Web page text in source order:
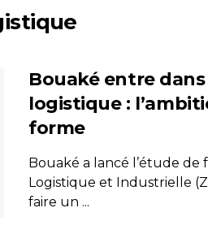
Bouaké entre
logistique :
forme
Bouaké a lancé l’étude de
Logistique et Industrielle
faire un ...